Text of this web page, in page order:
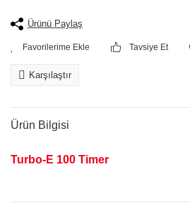
Ürünü Paylaş
Tavsiye Et
Karşılaştır
Ürün Bilgisi
Turbo-E 100 Timer